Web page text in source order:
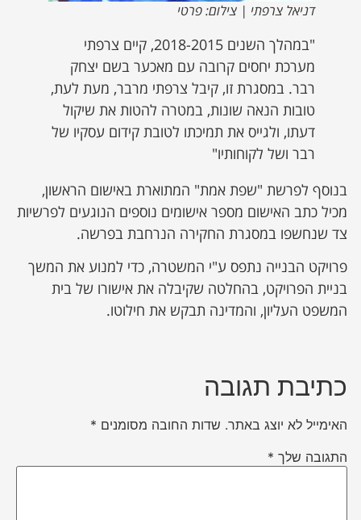
דניאל צרפתי | צילום: פרטי
"במהלך השנים 2018-2015, קיים צרפתי
מערכת יחסים קרובה עם מאכער בשם יצחק
רבר. במסגרת זו, קיבל צרפתי מרבר, מעת לעת,
טובות הנאה שונות, במטרה להטות את שיקול
דעתו, ולגייס את תמיכתו לטובת קידום עסקיו של
רבר ושל לקוחותיו"
בנוסף לפרשת "שפת אמת" המתוארת באישום הראשון,
מכיל כתב האישום מספר אישומים נוספים הנוגעים לפרשיות
צד שנחשפו במסגרת החקירה הנרחבת בפרשה.
פרויקט הבנייה נתפס ע"י המשטרה, כדי למנוע את המשך
בניית הפרויקט, בהחלטה שקיבלה את אישורו של בית
המשפט העליון, והמדינה תבקש את חילוטו.
כתיבת תגובה
האימייל לא יוצג באתר. שדות החובה מסומנים *
התגובה שלך *